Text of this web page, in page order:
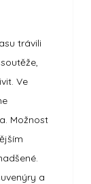
trávili
Ve
Možnost
a